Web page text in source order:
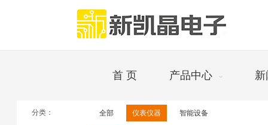
首 页 产品中心
分类： 全部 仪表仪器 智能设备